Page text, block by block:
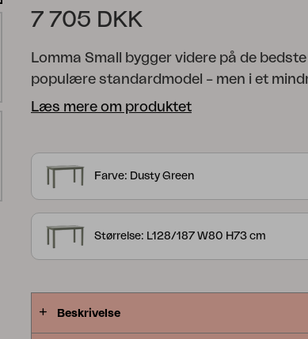
Lyra
7 705 DKK
Lomma Small bygger videre på de
populære standardmodel – men i et
det mindre format skaber designet en
generøse proportioner kombineret i ét
Læs mere om produktet
Farve: Dusty Green
Størrelse: L128/187 W80 H73 cm
Beskrivelse